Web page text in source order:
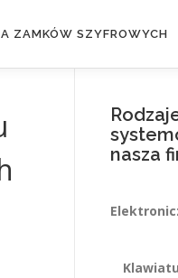
ZAMKÓW SZYFROWYCH
nasza